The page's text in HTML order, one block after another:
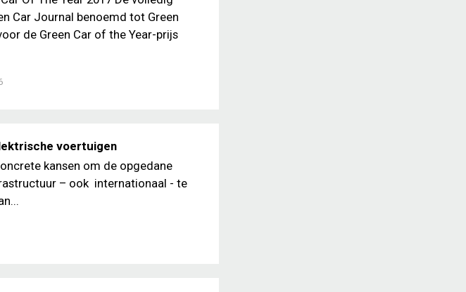
Car Journal benoemd tot Green
de Green Car of the Year-prijs
voertuigen
kansen om de opgedane
– ook internationaal - te